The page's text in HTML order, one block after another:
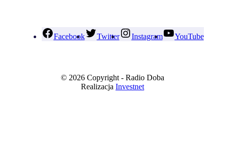
Facebook Twitter Instagram YouTube
© 2026 Copyright - Radio Doba
Realizacja Investnet